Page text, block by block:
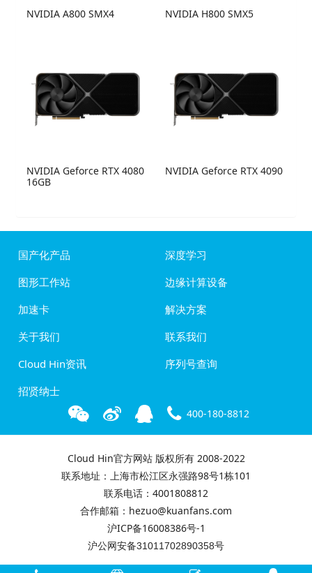
NVIDIA A800 SMX4 NVIDIA H800 SMX5
NVIDIA Geforce RTX 4080
16GB
NVIDIA Geforce RTX 4090
国产化产品
深度学习
图形工作站
边缘计算设备
加速卡
解决方案
关于我们
联系我们
Cloud Hin资讯
序列号查询
招贤纳士
400-180-8812
Cloud Hin官方网站 版权所有 2008-2022
联系地址：上海市松江区永强路98号1栋101
联系电话：4001808812
合作邮箱：hezuo@kuanfans.com
沪ICP备16008386号-1
沪公网安备31011702890358号